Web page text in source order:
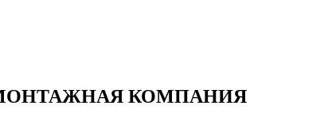
КОМПАНИЯ